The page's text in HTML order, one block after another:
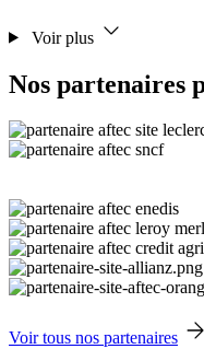
Voir plus
Nos partenaires
Voir tous nos partenaires